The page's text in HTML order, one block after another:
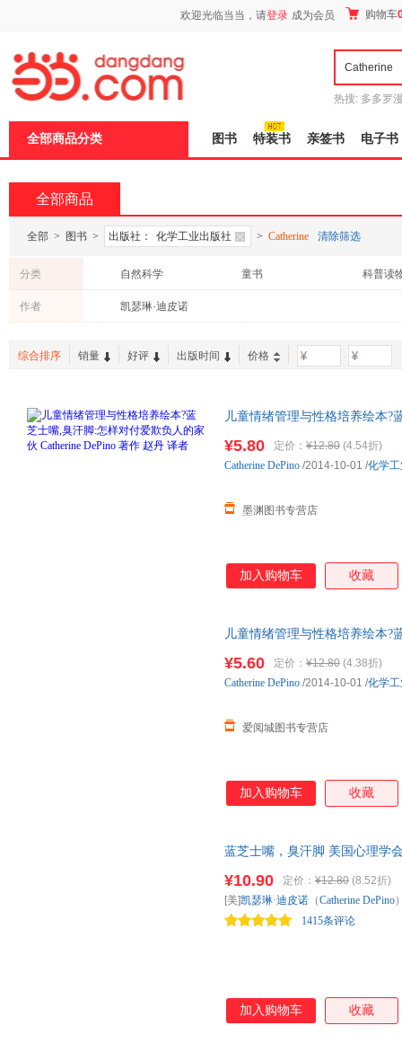
欢迎光临当当，请登录 成为会员 购物车
热搜: 多多罗
全部商品分类 图书 特装书 亲签书 电子书
全部商品
全部 > 图书 > 出版社： 化学工业出版社 > Catherine 清除筛选
分类 自然科学 童书 科普读
作者 凯瑟琳·迪皮诺
综合排序 销量 好评 出版时间 价格 -
儿童情绪管理与性格培养绘本?
日达，团购优惠咨询在线客服！
¥5.80 定价： ¥12.80 (4.54折)
墨渊图书专营店
Catherine DePino /2014-10-01 /化学
加入购物车 收藏
儿童情绪管理与性格培养绘本?
日达，团购优惠咨询在线客服！
¥5.60 定价： ¥12.80 (4.38折)
爱阅城图书专营店
Catherine DePino /2014-10-01 /化学
加入购物车 收藏
蓝芝士嘴，臭汗脚 美国心理学
帮助孩子躲避、对抗、制服那
¥10.90 定价： ¥12.80 (8.52折)
1415条评论
[美]凯瑟琳·迪皮诺 （Catherine DePino
加入购物车 收藏
页
加